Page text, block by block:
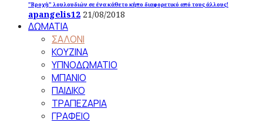
”Βροχή” λουλουδιών σε ένα κάθετο κήπο διαφορετικό από τους άλλους!
apangelis12 21/08/2018
ΔΩΜΑΤΙΑ
ΣΑΛΟΝΙ
ΚΟΥΖΙΝΑ
ΥΠΝΟΔΩΜΑΤΙΟ
ΜΠΑΝΙΟ
ΠΑΙΔΙΚΟ
ΤΡΑΠΕΖΑΡΙΑ
ΓΡΑΦΕΙΟ